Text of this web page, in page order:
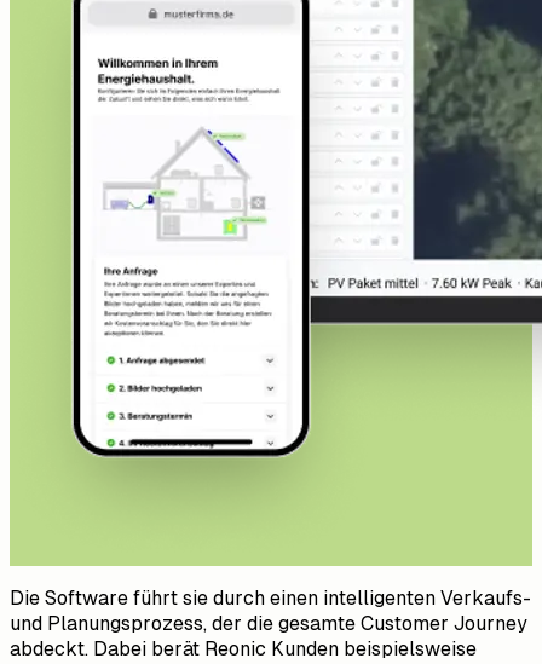
Die Software führt sie durch einen intelligenten Verkaufs-
und Planungsprozess, der die gesamte Customer Journey
abdeckt. Dabei berät Reonic Kunden beispielsweise